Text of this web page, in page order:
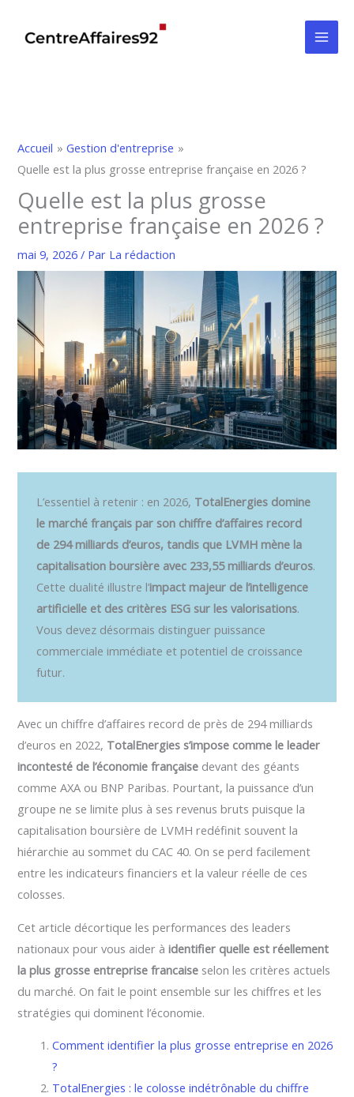
Accueil
Gestion d'entreprise
Quelle est la plus grosse entreprise française en 2026 ?
Quelle est la plus grosse
entreprise française en 2026 ?
mai 9, 2026/ Par La rédaction
L’essentiel à retenir : en 2026, TotalEnergies domine
le marché français par son chiffre d’affaires record
de 294 milliards d’euros, tandis que LVMH mène la
capitalisation boursière avec 233,55 milliards d’euros.
Cette dualité illustre l’impact majeur de l’intelligence
artificielle et des critères ESG sur les valorisations.
Vous devez désormais distinguer puissance
commerciale immédiate et potentiel de croissance
futur.
Avec un chiffre d’affaires record de près de 294 milliards
d’euros en 2022, TotalEnergies s’impose comme le leader
incontesté de l’économie française devant des géants
comme AXA ou BNP Paribas. Pourtant, la puissance d’un
groupe ne se limite plus à ses revenus bruts puisque la
capitalisation boursière de LVMH redéfinit souvent la
hiérarchie au sommet du CAC 40. On se perd facilement
entre les indicateurs financiers et la valeur réelle de ces
colosses.
Cet article décortique les performances des leaders
nationaux pour vous aider àidentifier quelle est réellement
la plus grosse entreprise francaise selon les critères actuels
du marché. On fait le point ensemble sur les chiffres et les
stratégies qui dominent l’économie.
Comment identifier la plus grosse entreprise en 2026
?
TotalEnergies : le colosse indétrônable du chiffre